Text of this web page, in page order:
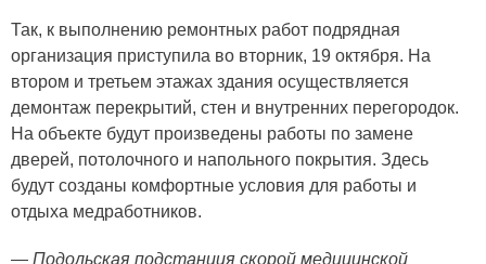
Так, к выполнению ремонтных работ подрядная
организация приступила во вторник, 19 октября. На
втором и третьем этажах здания осуществляется
демонтаж перекрытий, стен и внутренних перегородок.
На объекте будут произведены работы по замене
дверей, потолочного и напольного покрытия. Здесь
будут созданы комфортные условия для работы и
отдыха медработников.
— Подольская подстанция скорой медицинской